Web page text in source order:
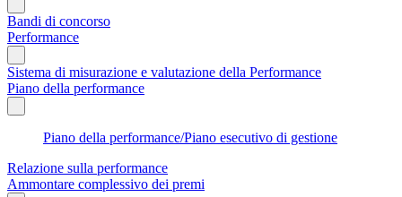
Bandi di concorso
Performance
Sistema di misurazione e valutazione della Performance
Piano della performance
Piano della performance/Piano esecutivo di gestione
Relazione sulla performance
Ammontare complessivo dei premi